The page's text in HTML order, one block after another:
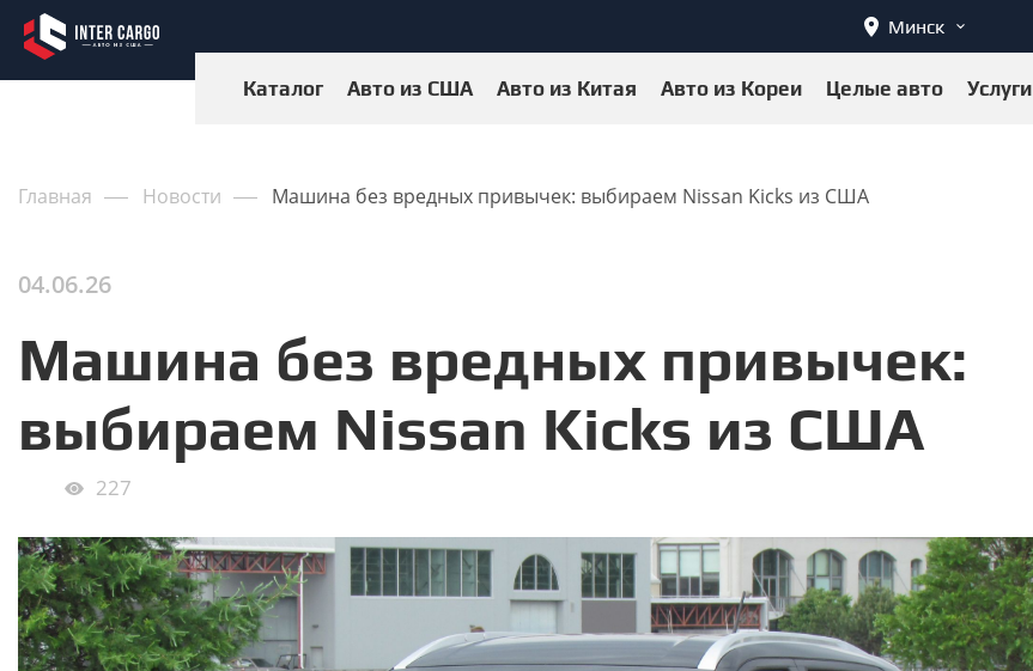
Минск
Каталог Авто из США Авто из Китая Авто из Кореи Целые авто Услуги
Главная Новости Машина без вредных привычек: выбираем Nissan Kicks из США
04.06.26
Машина без вредных привычек:
выбираем Nissan Kicks из США
227